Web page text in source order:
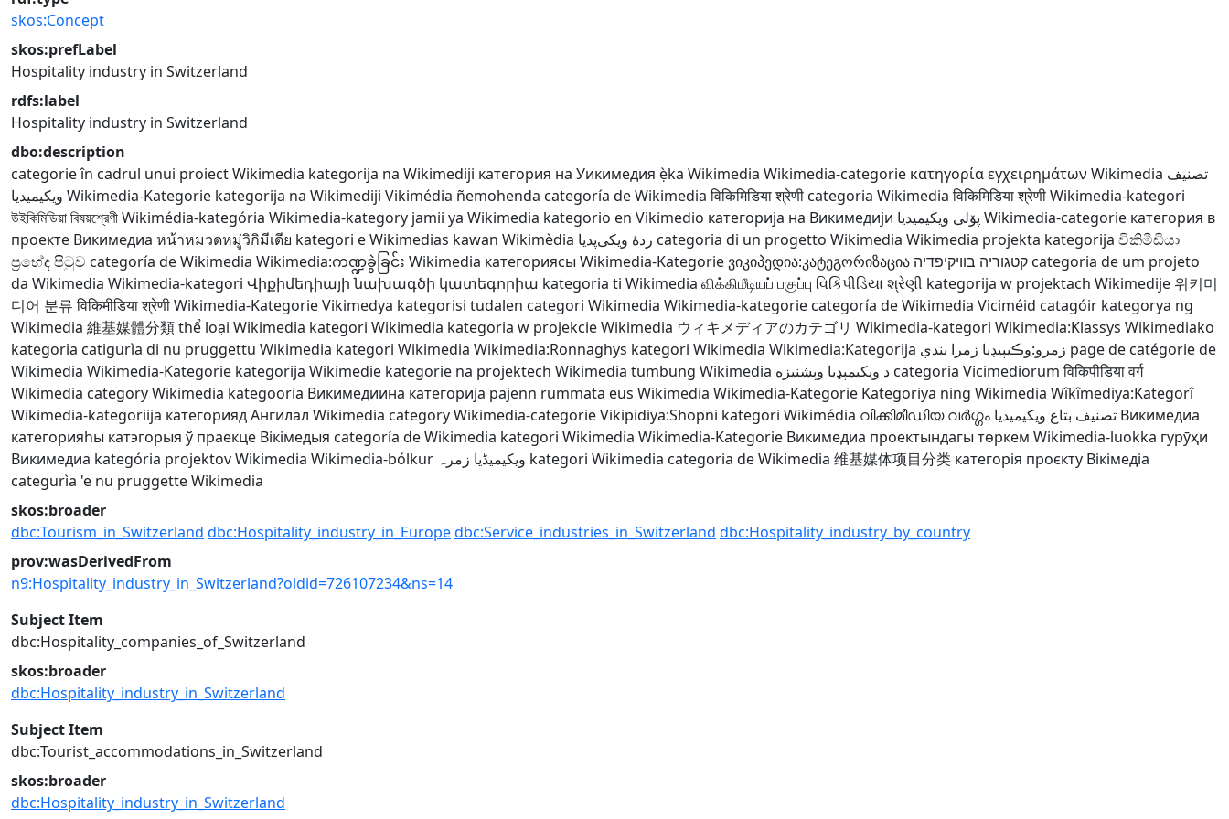
skos:Concept
skos:prefLabel
Hospitality industry in Switzerland
rdfs:label
Hospitality industry in Switzerland
dbo:description
categorie în cadrul unui proiect Wikimedia kategorija na Wikimediji категория на Уикимедия ẹ̀ka Wikimedia Wikimedia-categorie κατηγορία εγχειρημάτων Wikimedia تصنيف
ويكيميديا Wikimedia-Kategorie kategorija na Wikimediji Vikimédia ñemohenda categoría de Wikimedia विकिमिडिया श्रेणी categoria Wikimedia विकिमिडिया श्रेणीWikimedia-kategori
উইকিমিডিয়া বিষয়শ্রেণীWikimédia-kategória Wikimedia-kategory jamii ya Wikimedia kategorio en Vikimedio категорија на Викимедији پۆلی ویکیمیدیا Wikimedia-categorie категория в
проекте Викимедиа หน้าหมวดหมู่วิกิมีเดีย kategori e Wikimedias kawan Wikimèdia ردهٔ ویکی‌پدیا categoria di un progetto Wikimedia Wikimedia projekta kategorija විකිමීඩියා
ප්‍රභේද පිටුව categoría de Wikimedia Wikimedia:ကဏ္ဍခွဲခြင်း Wikimedia категориясы Wikimedia-Kategorie ვიკიპედია:კატეგორიზაცია קטגוריה בוויקיפדיה categoria de um projeto
da Wikimedia Wikimedia-kategori Վիքիմեդիայի նախագծի կատեգորիա kategoria ti Wikimedia விக்கிமீடியப் பகுப்பு વિકિપીડિયા શ્રેણી kategorija w projektach Wikimedije 위키미
디어 분류 विकिमीडिया श्रेणीWikimedia-KategorieVikimedya kategorisi tudalen categori Wikimedia Wikimedia-kategorie categoría de Wikimedia Viciméid catagóir kategorya ng
Wikimedia 維基媒體分類thể loại Wikimedia kategori Wikimedia kategoria w projekcie Wikimedia ウィキメディアのカテゴリ Wikimedia-kategori Wikimedia:Klassys Wikimediako
kategoria catigurìa di nu pruggettu Wikimedia kategori Wikimedia Wikimedia:Ronnaghys kategori Wikimedia Wikimedia:Kategorija زمرو:وڪيپيڊيا زمرا بندي page de catégorie de
Wikimedia Wikimedia-Kategorie kategorija Wikimedie kategorie na projektech Wikimedia tumbung Wikimedia د ويکيمېډيا وېشنيزه categoria Vicimediorum विकिपीडिया वर्ग
Wikimedia categoryWikimedia kategooria Викимедиина категорија pajenn rummata eus Wikimedia Wikimedia-Kategorie Kategoriya ning Wikimedia Wîkîmediya:Kategorî
Wikimedia-kategoriija категорияд Ангилал Wikimedia categoryWikimedia-categorieVikipidiya:Shopni kategori Wikimédia വിക്കിമീഡിയ വർഗ്ഗം تصنيف بتاع ويكيميديا Викимедиа
категорияһы катэгорыя ў праекце Вікімедыя categoría de Wikimedia kategori Wikimedia Wikimedia-Kategorie Викимедиа проектындагы төркем Wikimedia-luokka гурӯҳи
Викимедиа kategória projektov Wikimedia Wikimedia-bólkur ویکیمیڈیا زمرہ kategori Wikimedia categoria de Wikimedia 维基媒体项目分类 категорія проєкту Вікімедіа
categurìa 'e nu pruggette Wikimedia
skos:broader
dbc:Tourism_in_Switzerland dbc:Hospitality_industry_in_Europedbc:Service_industries_in_Switzerland dbc:Hospitality_industry_by_country
prov:wasDerivedFrom
n9:Hospitality_industry_in_Switzerland?oldid=726107234&ns=14
Subject Item
dbc:Hospitality_companies_of_Switzerland
skos:broader
dbc:Hospitality_industry_in_Switzerland
Subject Item
dbc:Tourist_accommodations_in_Switzerland
skos:broader
dbc:Hospitality_industry_in_Switzerland